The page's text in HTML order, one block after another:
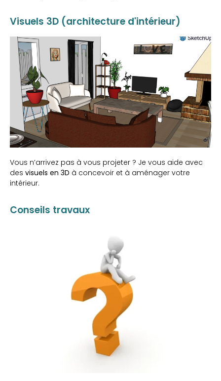
Visuels 3D (architecture d'intérieur)
Vous n’arrivez pas à vous projeter ? Je vous aide avec
des visuels en 3D à concevoir et à aménager votre
intérieur.
Conseils travaux